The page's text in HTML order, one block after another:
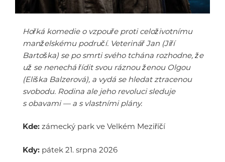
Hořká komedie o vzpouře proti celoživotnímu
manželskému područí. Veterinář Jan (Jiří
Bartoška) se po smrti svého tchána rozhodne, že
už se nenechá řídit svou ráznou ženou Olgou
(Eliška Balzerová), a vydá se hledat ztracenou
svobodu. Rodina ale jeho revoluci sleduje
s obavami — a s vlastními plány.
Kde: zámecký park ve Velkém Meziříčí
Kdy: pátek 21. srpna 2026